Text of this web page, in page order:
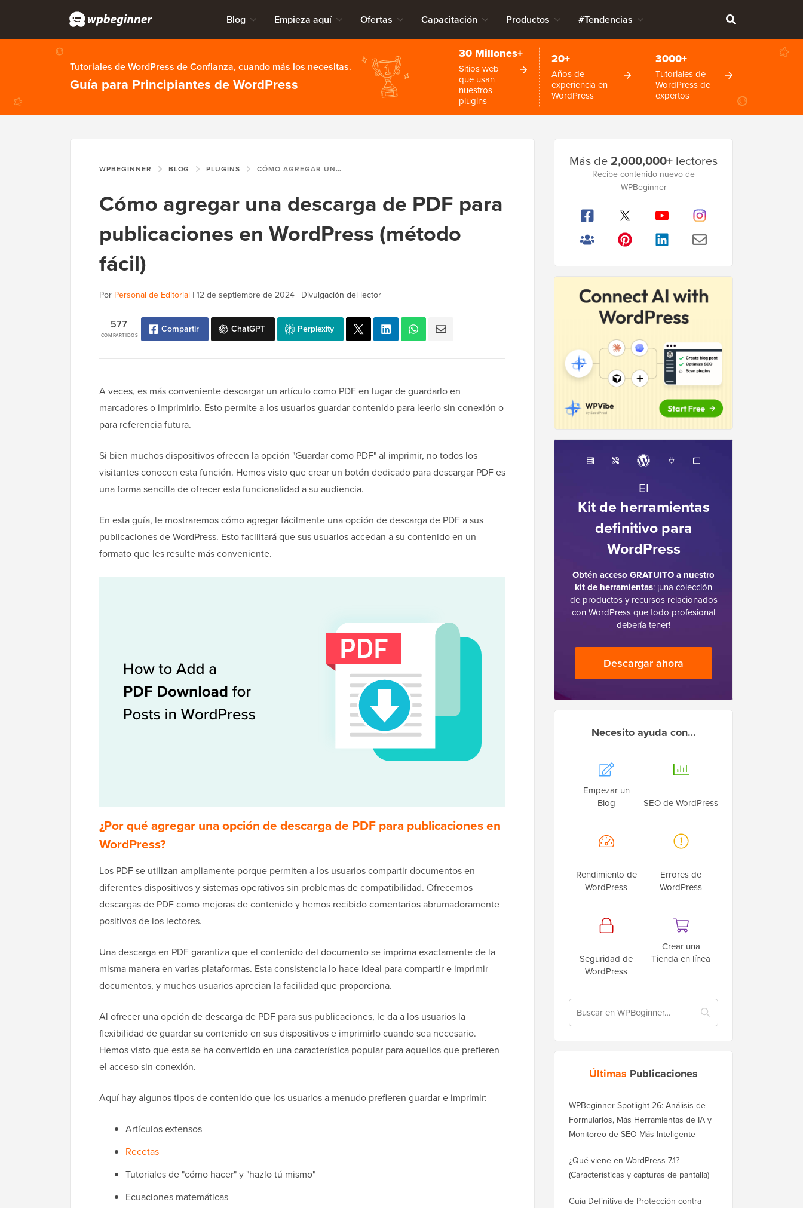
Blog Empieza aquí Ofertas Capacitación Productos #Tendencias
Tutoriales de WordPress de Confianza, cuando más los necesitas.
Guía para Principiantes de WordPress
30 Millones+
Sitios web
que usan
nuestros
plugins
20+
Años de
experiencia en
WordPress
3000+
Tutoriales de
WordPress de
expertos
WPBEGINNER BLOG PLUGINS CÓMO AGREGAR UNA DESCARGA DE PDF PARA PUBLICACIONES EN WORDPRESS (MÉTODO FÁCIL)
Cómo agregar una descarga de PDF para
publicaciones en WordPress (método
fácil)
Por Personal de Editorial | 12 de septiembre de 2024 | Divulgación del lector
COMPARTIDOS
577 Compartir ChatGPT Perplexity
A veces, es más conveniente descargar un artículo como PDF en lugar de guardarlo en
marcadores o imprimirlo. Esto permite a los usuarios guardar contenido para leerlo sin conexión o
para referencia futura.
Si bien muchos dispositivos ofrecen la opción "Guardar como PDF" al imprimir, no todos los
visitantes conocen esta función. Hemos visto que crear un botón dedicado para descargar PDF es
una forma sencilla de ofrecer esta funcionalidad a su audiencia.
En esta guía, le mostraremos cómo agregar fácilmente una opción de descarga de PDF a sus
publicaciones de WordPress. Esto facilitará que sus usuarios accedan a su contenido en un
formato que les resulte más conveniente.
¿Por qué agregar una opción de descarga de PDF para publicaciones en
WordPress?
Los PDF se utilizan ampliamente porque permiten a los usuarios compartir documentos en
diferentes dispositivos y sistemas operativos sin problemas de compatibilidad. Ofrecemos
descargas de PDF como mejoras de contenido y hemos recibido comentarios abrumadoramente
positivos de los lectores.
Una descarga en PDF garantiza que el contenido del documento se imprima exactamente de la
misma manera en varias plataformas. Esta consistencia lo hace ideal para compartir e imprimir
documentos, y muchos usuarios aprecian la facilidad que proporciona.
Al ofrecer una opción de descarga de PDF para sus publicaciones, le da a los usuarios la
flexibilidad de guardar su contenido en sus dispositivos e imprimirlo cuando sea necesario.
Hemos visto que esta se ha convertido en una característica popular para aquellos que prefieren
el acceso sin conexión.
Aquí hay algunos tipos de contenido que los usuarios a menudo prefieren guardar e imprimir:
Artículos extensos
Recetas
Tutoriales de "cómo hacer" y "hazlo tú mismo"
Ecuaciones matemáticas
lateral
Más de2,000,000+ lectores
Recibe contenido nuevo de
WPBeginner
El
Kit de herramientas
definitivo para
WordPress
Obtén acceso GRATUITO a nuestro
kit de herramientas: ¡una colección
de productos y recursos relacionados
con WordPress que todo profesional
debería tener!
Descargar ahora
Necesito ayuda con…
Empezar un
Blog
SEO de WordPress
Rendimiento de
WordPress
Errores de
WordPress
Seguridad de
WordPress
Crear una
Tienda en línea
Últimas Publicaciones
WPBeginner Spotlight 26: Análisis de
Formularios, Más Herramientas de IA y
Monitoreo de SEO Más Inteligente
¿Qué viene en WordPress 7.1?
(Características y capturas de pantalla)
Guía Definitiva de Protección contra